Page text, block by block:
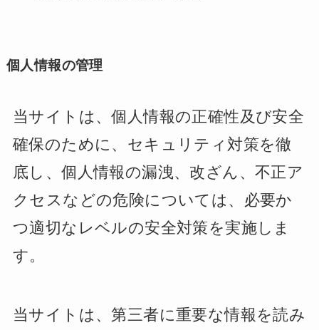
個人情報の管理
当サイトは、個人情報の正確性及び安全
確保のために、セキュリティ対策を徹
底し、個人情報の漏洩、改ざん、不正ア
クセスなどの危険については、必要か
つ適切なレベルの安全対策を実施しま
す。
当サイトは、第三者に重要な情報を読み